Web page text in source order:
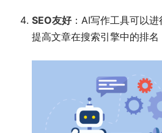
SEO友好：AI写作工具可以进
提高文章在搜索引擎中的排名